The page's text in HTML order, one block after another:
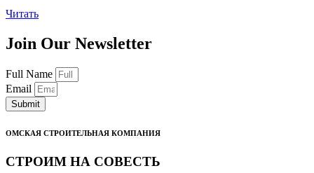
Читать
Join Our Newsletter
Full Name
Email
Submit
ОМСКАЯ СТРОИТЕЛЬНАЯ КОМПАНИЯ
СТРОИМ НА СОВЕСТЬ